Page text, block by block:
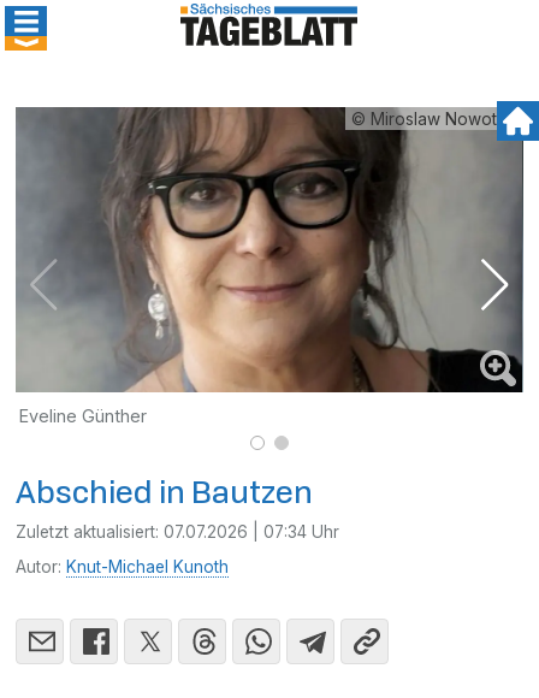
© Miroslaw Nowotny
Eveline Günther
Abschied in Bautzen
Zuletzt aktualisiert:07.07.2026 | 07:34 Uhr
Autor: Knut-Michael Kunoth